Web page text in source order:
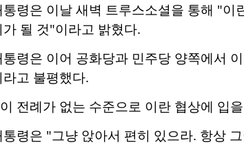
령은 이날 새벽 트루스소셜을 통해 "
될 것"이라고 밝혔다.
령은 이어 공화당과 민주당 양쪽에서
고 불평했다.
전례가 없는 수준으로 이란 협상에 입
령은 "그냥 앉아서 편히 있으라. 항상